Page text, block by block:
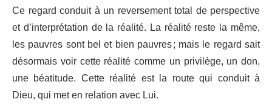
Ce regard conduit à un reversement total de perspective
et d’interprétation de la réalité. La réalité reste la même,
les pauvres sont bel et bien pauvres ; mais le regard sait
désormais voir cette réalité comme un privilège, un don,
une béatitude. Cette réalité est la route qui conduit à
Dieu, qui met en relation avec Lui.